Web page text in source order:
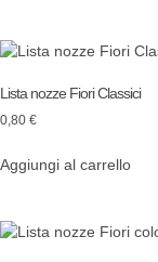
Lista nozze Fiori Classici
0,80 €
Aggiungi al carrello